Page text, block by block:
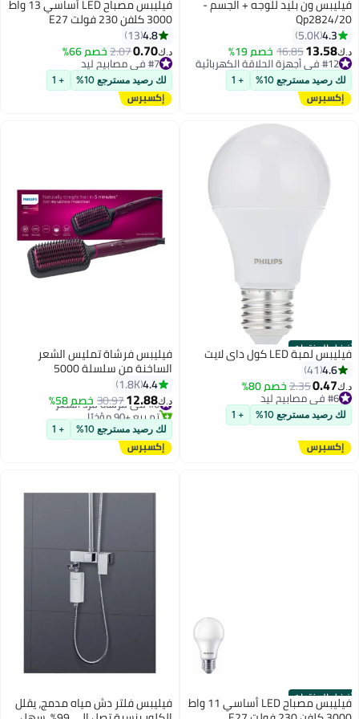
فيليبس ون بليد للوجه + الجسم -
Qp2824/20
4.3
5.0K
د.ك‏13.58
16.85خصم 19%
#12 في أجهزة الحلاقة الكهربائية
#12 في أجهزة الحلاقة الكهربائية
لك رصيد مسترجع 10% + 1
فيليبس مصباح LED أساسي 13 واط
3000 كلفن 230 فولت E27
4.8
13
د.ك‏0.70
2.07خصم 66%
#7 في مصابيح ليد
#7 في مصابيح ليد
لك رصيد مسترجع 10% + 1
أفضل المنتجات
فيليبس لمبة LED كول داي لايت
4.6
41
د.ك‏0.47
2.35خصم 80%
#6 في مصابيح ليد
#6 في مصابيح ليد
لك رصيد مسترجع 10% + 1
فيليبس فرشاة تمليس الشعر
الساخنة من سلسلة 5000
BHH730/03، ضمان لمدة عامين
4.4
1.8K
د.ك‏12.88
30.97خصم 58% #6 في فرشاة فرد الشعر
تم بيع +90 مؤخرًا
#6 في فرشاة فرد الشعر
لك رصيد مسترجع 10% + 1
أفضل المنتجات فيليبس مصباح LED أساسي 11 واط فيليبس فلتر دش مياه مدمج، يقلل